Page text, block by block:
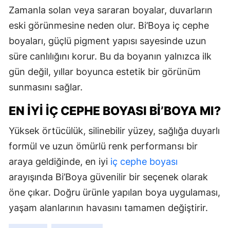
Zamanla solan veya sararan boyalar, duvarların
eski görünmesine neden olur. Bi’Boya iç cephe
boyaları, güçlü pigment yapısı sayesinde uzun
süre canlılığını korur. Bu da boyanın yalnızca ilk
gün değil, yıllar boyunca estetik bir görünüm
sunmasını sağlar.
EN İYI İÇ CEPHE BOYASI BI’BOYA MI?
Yüksek örtücülük, silinebilir yüzey, sağlığa duyarlı
formül ve uzun ömürlü renk performansı bir
araya geldiğinde, en iyi iç cephe boyası
arayışında Bi’Boya güvenilir bir seçenek olarak
öne çıkar. Doğru ürünle yapılan boya uygulaması,
yaşam alanlarının havasını tamamen değiştirir.